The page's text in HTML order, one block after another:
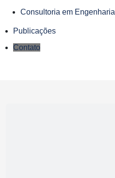
Consultoria em Engenharia
Publicações
Contato